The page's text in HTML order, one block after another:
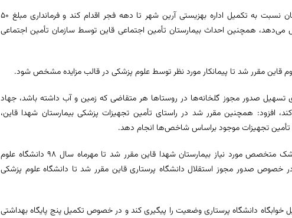
معتمدیان عنوان کرد: اداره بهزیستی شهرستان نسبت به تکمیل اداره بهزیستی آرین شهر تا دهه فجر اقدام کند و فرمانداری مبلغ ۵۰
می‌دهد، همچنین احداث بیمارستان تأمین اجتماعی قاین توسط سازمان تأمین اجتماعی
قاین مقرر شد تا پیمانکار مورد نظر توسط علوم پزشکی در قالب مزایده مشخص شود.
تسهیل صدور مجوز گلخانه‌ها در روستاها هر متقاضی که زمین و آب داشته باشد، جهاد
افزود: همچنین مقرر شد در راستای تأمین تجهیزات پزشکی بیمارستان شهدا قاین،
تأمین تجهیزات موجود براساس شاخص‌ها انجام دهد.
معتمدیان اضافه کرد: در خصوص تأمین پزشک متخصص مورد نیاز بیمارستان شهدا قاین مقرر شد تا مهرماه سال ۹۸ دانشگاه علوم
خصوص صدور مجوز استقلال دانشگاه پرستاری قاین مقرر شد تا دانشگاه علوم پزشکی
خوابگاه دانشگاه پرستاری وضعیت را پیگیری کند و در خصوص تکمیل پنج پایگاه بهداشتی